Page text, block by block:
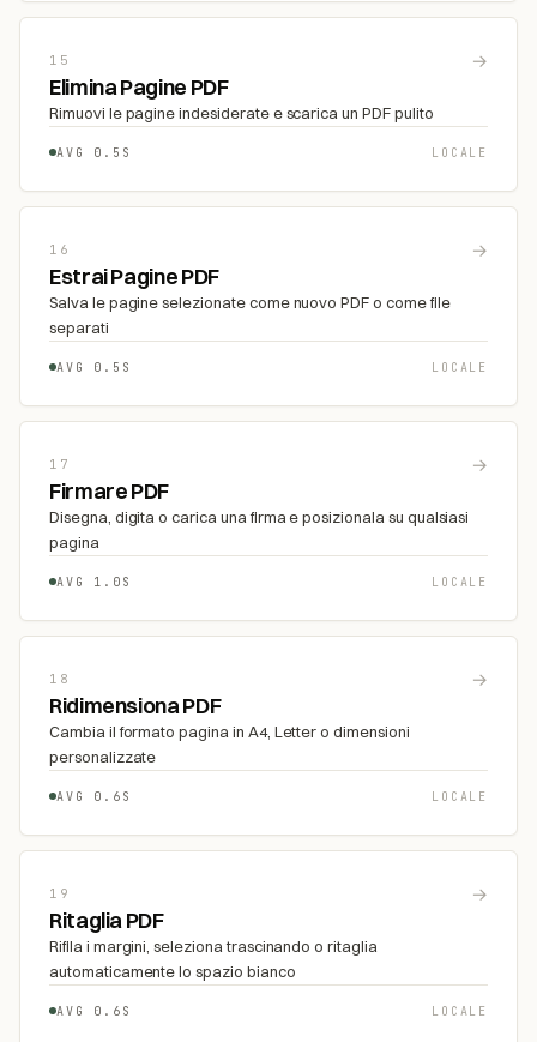
15 →
Elimina Pagine PDF
Rimuovi le pagine indesiderate e scarica un PDF pulito
AVG 0.5S LOCALE
16 →
Estrai Pagine PDF
Salva le pagine selezionate come nuovo PDF o come file
separati
AVG 0.5S LOCALE
17 →
Firmare PDF
Disegna, digita o carica una firma e posizionala su qualsiasi
pagina
AVG 1.0S LOCALE
18 →
Ridimensiona PDF
Cambia il formato pagina in A4, Letter o dimensioni
personalizzate
AVG 0.6S LOCALE
19 →
Ritaglia PDF
Rifila i margini, seleziona trascinando o ritaglia
automaticamente lo spazio bianco
AVG 0.6S LOCALE